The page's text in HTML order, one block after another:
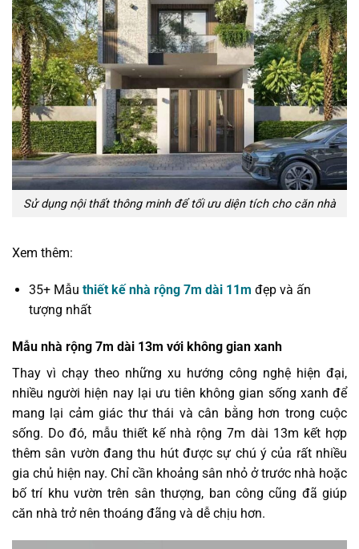
Sử dụng nội thất thông minh để tối ưu diện tích cho căn nhà
Xem thêm:
35+ Mẫu thiết kế nhà rộng 7m dài 11m đẹp và ấn
tượng nhất
Mẫu nhà rộng 7m dài 13m với không gian xanh
Thay vì chạy theo những xu hướng công nghệ hiện đại,
nhiều người hiện nay lại ưu tiên không gian sống xanh để
mang lại cảm giác thư thái và cân bằng hơn trong cuộc
sống. Do đó, mẫu thiết kế nhà rộng 7m dài 13m kết hợp
thêm sân vườn đang thu hút được sự chú ý của rất nhiều
gia chủ hiện nay. Chỉ cần khoảng sân nhỏ ở trước nhà hoặc
bố trí khu vườn trên sân thượng, ban công cũng đã giúp
căn nhà trở nên thoáng đãng và dễ chịu hơn.